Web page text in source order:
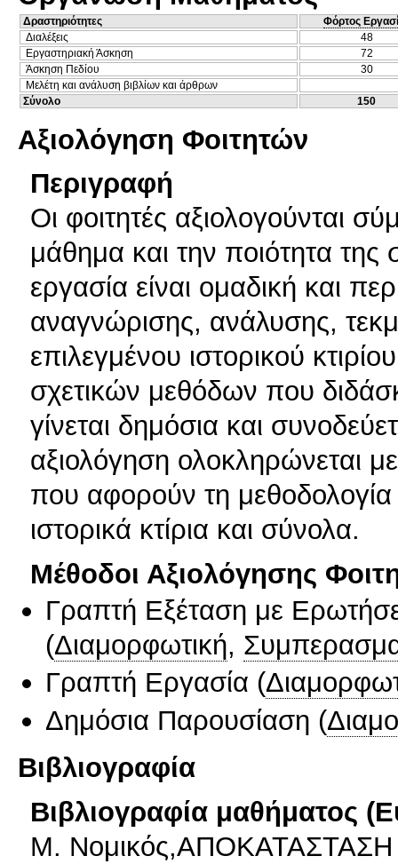
Δραστηριότητες
Φόρτος
Διαλέξεις
48
Εργαστηριακή Άσκηση
72
Άσκηση Πεδίου
30
Μελέτη και ανάλυση βιβλίων και άρθρων
Σύνολο
150
Αξιολόγηση Φοιτητών
Περιγραφή
Οι φοιτητές αξιολογούνται
μάθημα και την ποιότητα
εργασία είναι ομαδική και
αναγνώρισης, ανάλυσης,
επιλεγμένου ιστορικού
σχετικών μεθόδων που
γίνεται δημόσια και
αξιολόγηση ολοκληρώνεται
που αφορούν τη
ιστορικά κτίρια και σύνολα.
Μέθοδοι Αξιολόγησης
Γραπτή Εξέταση με
(Διαμορφωτική,
Γραπτή Εργασία (
Δημόσια Παρουσίαση (
Βιβλιογραφία
Βιβλιογραφία μαθήματος
Μ.